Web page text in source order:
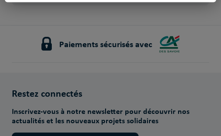
Paiements sécurisés avec
Restez connectés
Inscrivez-vous à notre newsletter pour découvrir nos
actualités et les nouveaux projets solidaires